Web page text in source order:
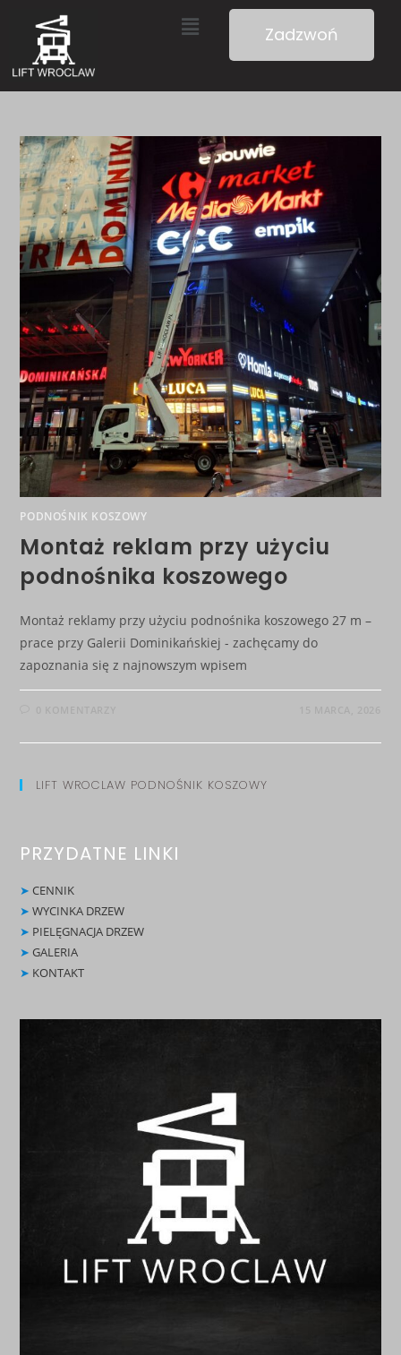
Zadzwoń
PODNOŚNIK KOSZOWY
Montaż reklam przy użyciu
podnośnika koszowego
Montaż reklamy przy użyciu podnośnika koszowego 27 m –
prace przy Galerii Dominikańskiej - zachęcamy do
zapoznania się z najnowszym wpisem
LIFT WROCLAW PODNOŚNIK KOSZOWY
PRZYDATNE LINKI
➤CENNIK
➤WYCINKA DRZEW
➤ PIELĘGNACJA DRZEW
➤GALERIA
➤ KONTAKT